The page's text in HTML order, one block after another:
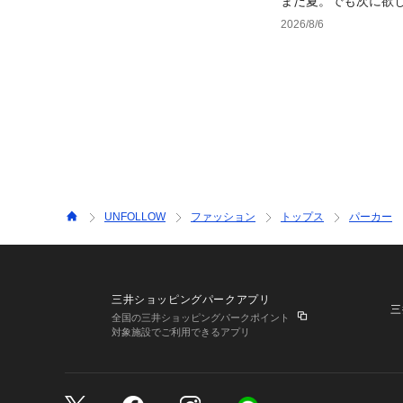
2026/8/6
UNFOLLOW ファッション トップス パーカー
三井ショッピングパークアプリ
全国の三井ショッピングパークポイント
対象施設でご利用できるアプリ